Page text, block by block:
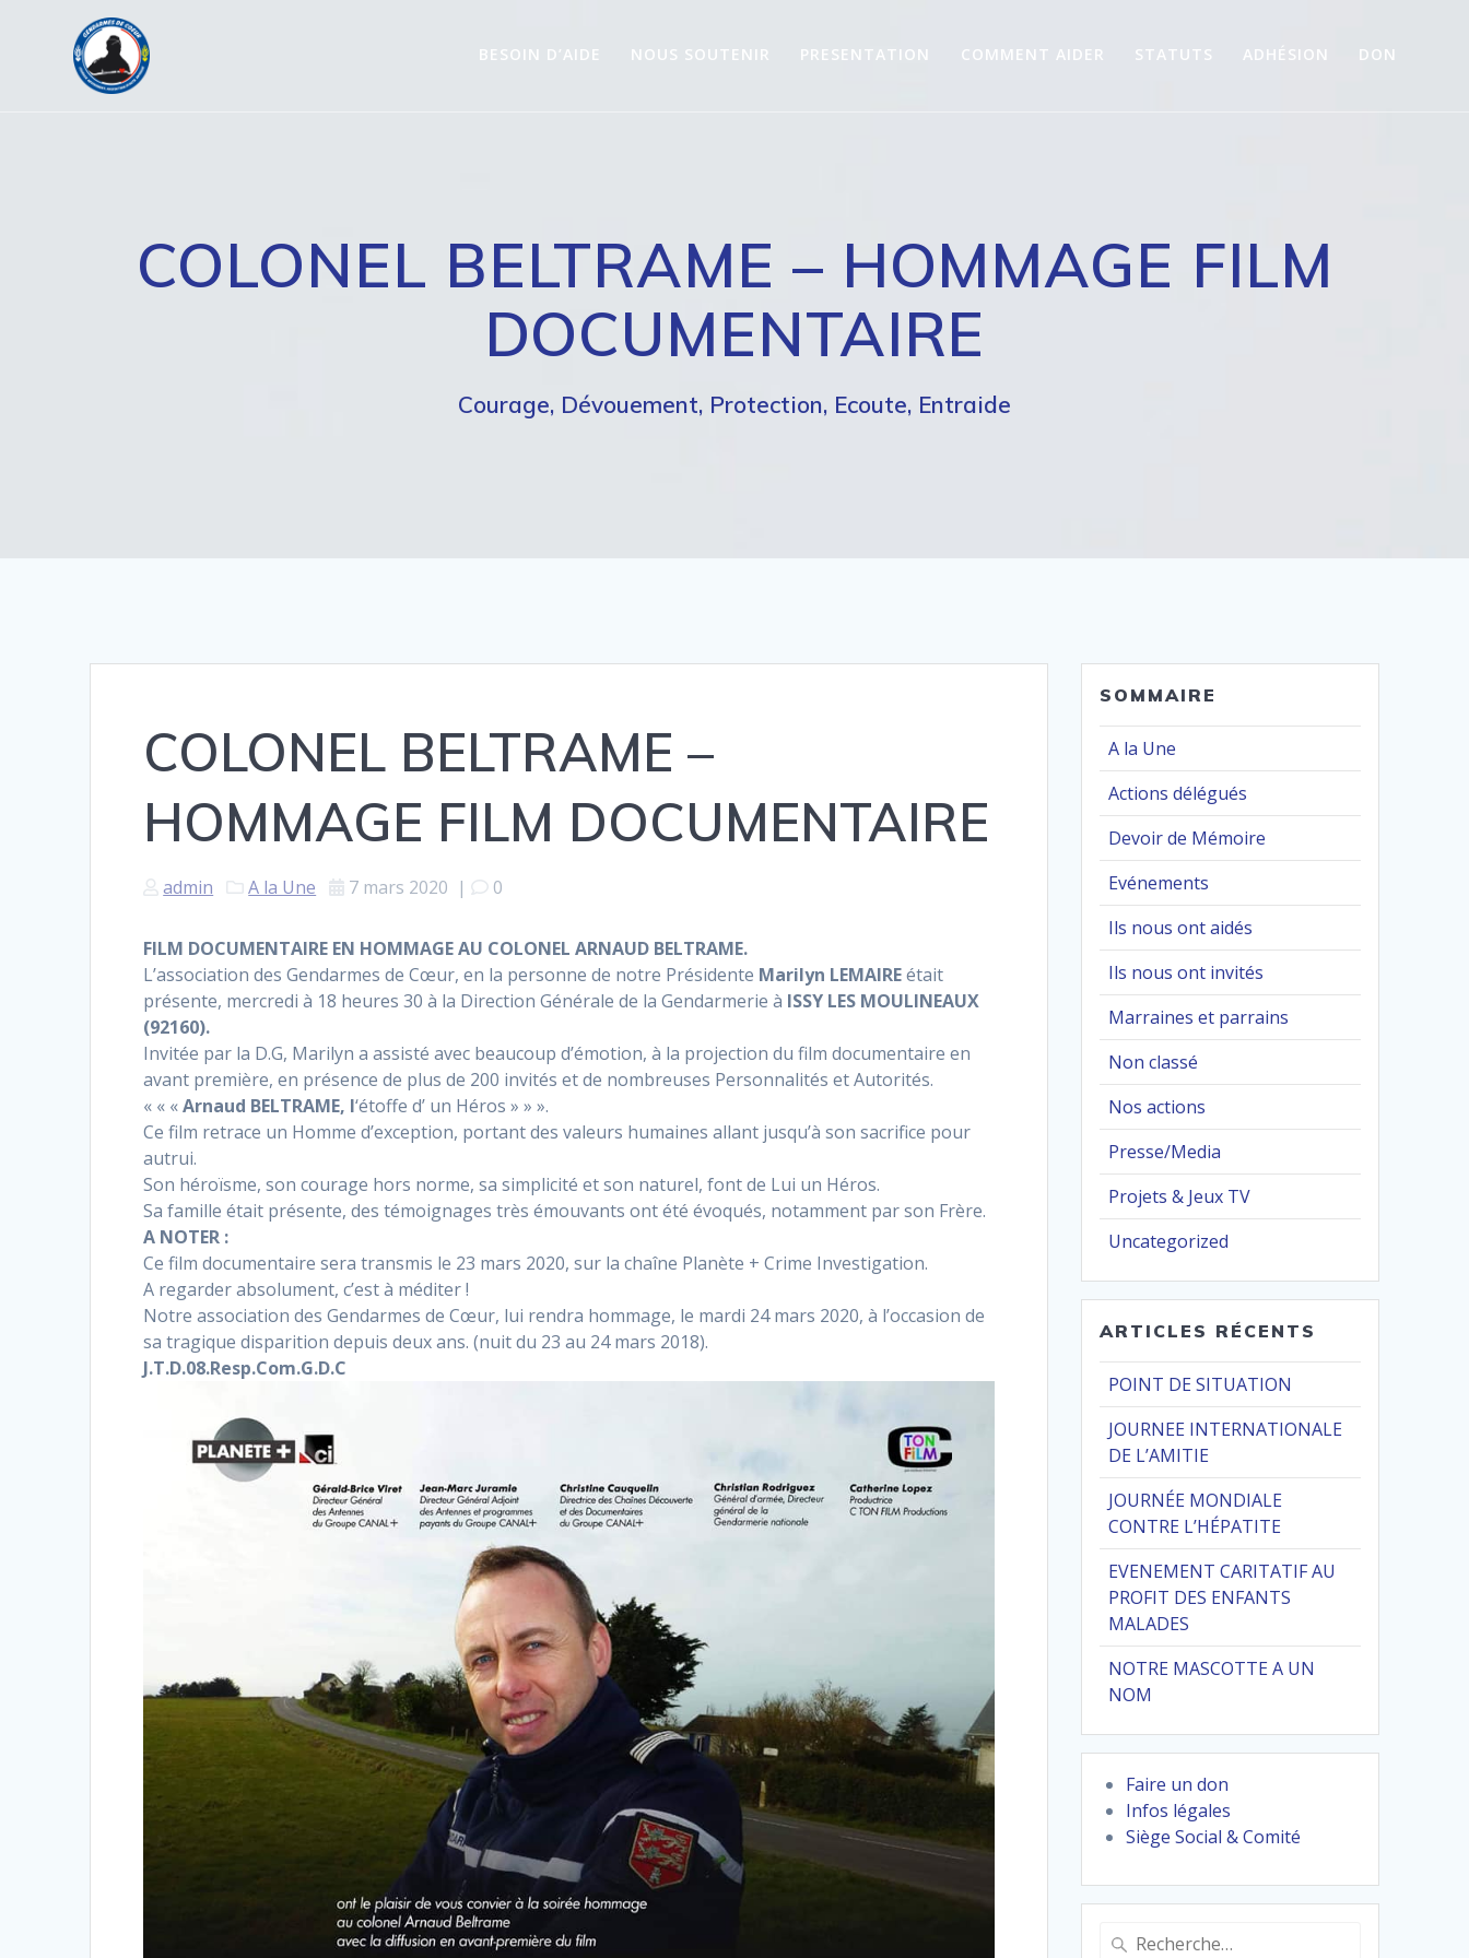
BESOIN D’AIDE NOUS SOUTENIR PRESENTATION COMMENT AIDER STATUTS ADHÉSION DON
COLONEL BELTRAME – HOMMAGE FILM
DOCUMENTAIRE
Courage, Dévouement, Protection, Ecoute, Entraide
COLONEL BELTRAME –
HOMMAGE FILM DOCUMENTAIRE
admin A la Une 7 mars 2020 | 0
FILM DOCUMENTAIRE EN HOMMAGE AU COLONEL ARNAUD BELTRAME.
L’association des Gendarmes de Cœur, en la personne de notre Présidente Marilyn LEMAIREétait
présente, mercredi à 18 heures 30 à la Direction Générale de la Gendarmerie à ISSY LES MOULINEAUX
(92160).
Invitée par la D.G, Marilyn a assisté avec beaucoup d’émotion, à la projection du film documentaire en
avant première, en présence de plus de 200 invités et de nombreuses Personnalités et Autorités.
« « «Arnaud BELTRAME, l‘étoffe d’ un Héros » » ».
Ce film retrace un Homme d’exception, portant des valeurs humaines allant jusqu’à son sacrifice pour
autrui.
Son héroïsme, son courage hors norme, sa simplicité et son naturel, font de Lui un Héros.
Sa famille était présente, des témoignages très émouvants ont été évoqués, notamment par son Frère.
A NOTER :
Ce film documentaire sera transmis le 23 mars 2020, sur la chaîne Planète + Crime Investigation.
A regarder absolument, c’est à méditer !
Notre association des Gendarmes de Cœur, lui rendra hommage, le mardi 24 mars 2020, à l’occasion de
sa tragique disparition depuis deux ans. (nuit du 23 au 24 mars 2018).
J.T.D.08.Resp.Com.G.D.C
SOMMAIRE
A la Une
Actions délégués
Devoir de Mémoire
Evénements
Ils nous ont aidés
Ils nous ont invités
Marraines et parrains
Non classé
Nos actions
Presse/Media
Projets & Jeux TV
Uncategorized
ARTICLES RÉCENTS
POINT DE SITUATION
JOURNEE INTERNATIONALE
DE L’AMITIE
JOURNÉE MONDIALE
CONTRE L’HÉPATITE
EVENEMENT CARITATIF AU
PROFIT DES ENFANTS
MALADES
NOTRE MASCOTTE A UN
NOM
Faire un don
Infos légales
Siège Social & Comité
Recherche